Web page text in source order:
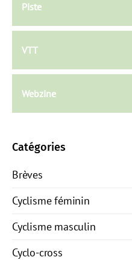
Piste
VTT
Webzine
Catégories
Brèves
Cyclisme féminin
Cyclisme masculin
Cyclo-cross